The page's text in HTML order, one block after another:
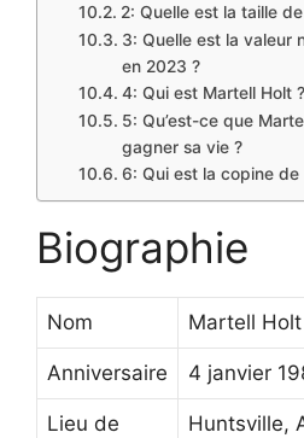
2: Quelle est la taille
3: Quelle est la valeur
en 2023 ?
4: Qui est Martell Holt ?
5: Qu’est-ce que
gagner sa vie ?
6: Qui est la copine de
Biographie
Nom Martell Holt
Anniversaire 4 janvier
Lieu de
Huntsville,